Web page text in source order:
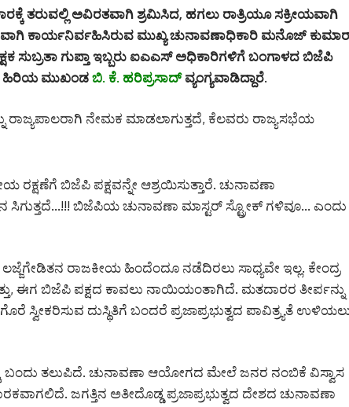
ತರುವಲ್ಲಿ ಅವಿರತವಾಗಿ ಶ್ರಮಿಸಿದ, ಹಗಲು ರಾತ್ರಿಯೂ ಸಕ್ರೀಯವಾಗಿ
ಕಾರ್ಯನಿರ್ವಹಿಸಿರುವ ಮುಖ್ಯ ಚುನಾವಣಾಧಿಕಾರಿ ಮನೊಜ್
ಗುಪ್ತಾ ಇಬ್ಬರು ಐಎಎಸ್ ಅಧಿಕಾರಿಗಳಿಗೆ ಬಂಗಾಳದ ಬಿಜೆಪಿ
ಹಿರಿಯ ಮುಖಂಡಬಿ. ಕೆ. ಹರಿಪ್ರಸಾದ್ ವ್ಯಂಗ್ಯವಾಡಿದ್ದಾರೆ.
ರಾಜ್ಯಪಾಲರಾಗಿ ನೇಮಕ ಮಾಡಲಾಗುತ್ತದೆ, ಕೆಲವರು ರಾಜ್ಯಸಭೆಯ
ರಕ್ಷಣೆಗೆ ಬಿಜೆಪಿ ಪಕ್ಷವನ್ನೇ ಆಶ್ರಯಿಸುತ್ತಾರೆ. ಚುನಾವಣಾ
ಬಿಜೆಪಿಯ ಚುನಾವಣಾ ಮಾಸ್ಟರ್ ಸ್ಟ್ರೋಕ್ ಗಳಿವೂ… ಎಂದು
ರಾಜಕೀಯ ಹಿಂದೆಂದೂ ನಡೆದಿರಲು ಸಾಧ್ಯವೇ ಇಲ್ಲ. ಕೇಂದ್ರ
ಈಗ ಬಿಜೆಪಿ ಪಕ್ಷದ ಕಾವಲು ನಾಯಿಯಂತಾಗಿದೆ. ಮತದಾರರ ತೀರ್ಪನ್ನು
ಸ್ವೀಕರಿಸುವ ದುಸ್ಥಿತಿಗೆ ಬಂದರೆ ಪ್ರಜಾಪ್ರಭುತ್ವದ ಪಾವಿತ್ರ್ಯತೆ
ಬಂದು ತಲುಪಿದೆ. ಚುನಾವಣಾ ಆಯೋಗದ ಮೇಲೆ ಜನರ ನಂಬಿಕೆ ವಿಸ್ವಾಸ
ಜಗತ್ತಿನ ಅತೀದೊಡ್ಡ ಪ್ರಜಾಪ್ರಭುತ್ವದ ದೇಶದ ಚುನಾವಣಾ